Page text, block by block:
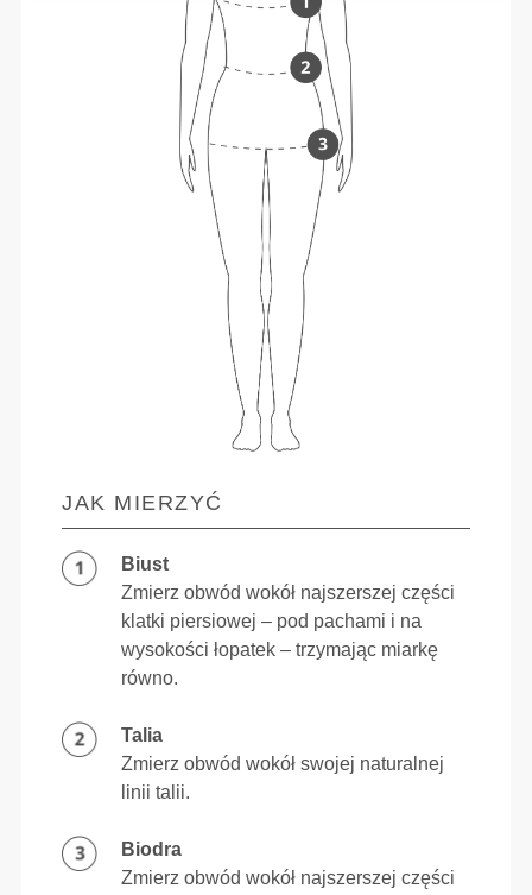
JAK MIERZYĆ
Biust
Zmierz obwód wokół najszerszej części
klatki piersiowej – pod pachami i na
wysokości łopatek – trzymając miarkę
równo.
Talia
Zmierz obwód wokół swojej naturalnej
linii talii.
Biodra
Zmierz obwód wokół najszerszej części